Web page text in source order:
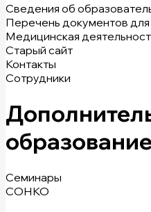
Сведения об
Перечень документов для
Медицинская
Старый сайт
Контакты
Сотрудники
образование
Семинары
СОНКО